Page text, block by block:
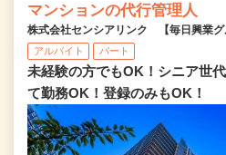
マンションの代行管理人
株式会社センシアリンク 【毎日興業グ
アルバイト パート
未経験の方でもOK！シニア世
て勤務OK！登録のみもOK！